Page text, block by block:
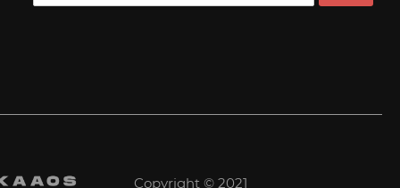
Copyright © 2021